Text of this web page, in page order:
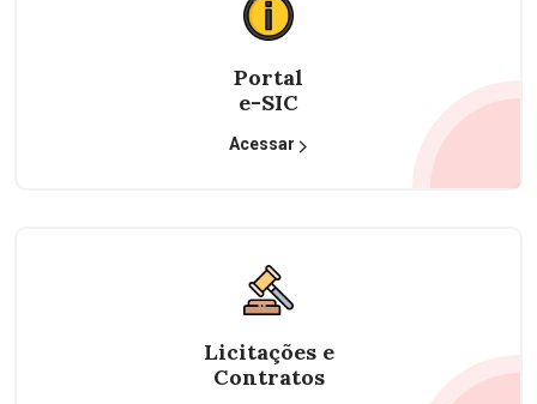
Portal
e-SIC
Acessar
Licitações e
Contratos